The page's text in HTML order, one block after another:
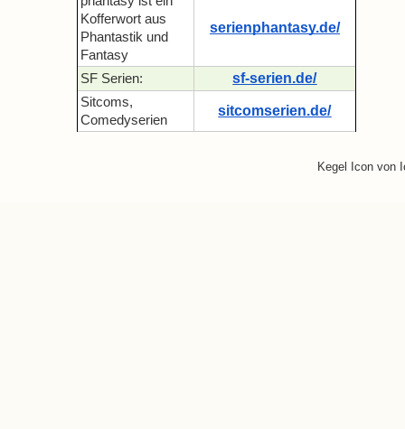
Kofferwort aus
Phantastik und
Fantasy
serienphantasy.de/
SF Serien: sf-serien.de/
Sitcoms,
Comedyserien
sitcomserien.de/
Kegel Icon von